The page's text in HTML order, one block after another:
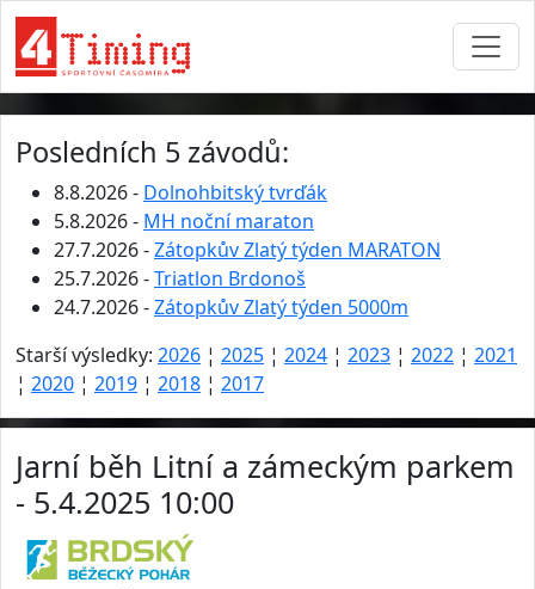
Posledních 5 závodů:
8.8.2026 - Dolnohbitský tvrďák
5.8.2026 - MH noční maraton
27.7.2026 -Zátopkův Zlatý týden MARATON
25.7.2026 -Triatlon Brdonoš
24.7.2026 -Zátopkův Zlatý týden 5000m
Starší výsledky: 2026 ¦ 2025 ¦ 2024 ¦ 2023 ¦ 2022 ¦ 2021
¦ 2020 ¦ 2019 ¦ 2018 ¦ 2017
Jarní běh Litní a zámeckým parkem
- 5.4.2025 10:00